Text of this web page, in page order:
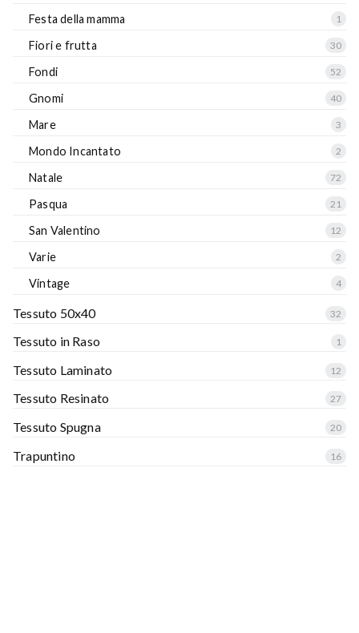
Festa della mamma 1
Fiori e frutta 30
Fondi 52
Gnomi 40
Mare 3
Mondo Incantato 2
Natale 72
Pasqua 21
San Valentino 12
Varie 2
Vintage 4
Tessuto 50x40 32
Tessuto in Raso 1
Tessuto Laminato 12
Tessuto Resinato 27
Tessuto Spugna 20
Trapuntino 16